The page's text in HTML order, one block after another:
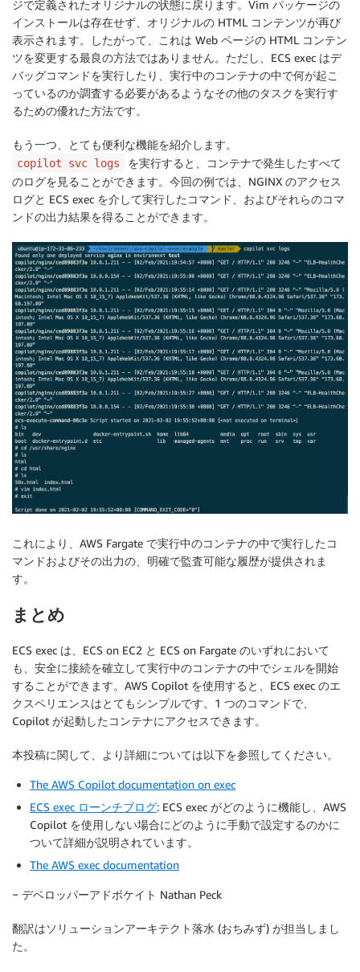
ジで定義されたオリジナルの状態に戻ります。Vim パッケージの
インストールは存在せず、オリジナルの HTML コンテンツが再び
表示されます。したがって、これは Web ページの HTML コンテン
ツを変更する最良の方法ではありません。ただし、ECS exec はデ
バッグコマンドを実行したり、実行中のコンテナの中で何が起こ
っているのか調査する必要があるようなその他のタスクを実行す
るための優れた方法です。
もう一つ、とても便利な機能を紹介します。
copilot svc logs
を実行すると、コンテナで発生したすべて
のログを見ることができます。今回の例では、NGINX のアクセス
ログと ECS exec を介して実行したコマンド、およびそれらのコマ
ンドの出力結果を得ることができます。
これにより、AWS Fargate で実行中のコンテナの中で実行したコ
マンドおよびその出力の、明確で監査可能な履歴が提供されま
す。
まとめ
ECS exec は、ECS on EC2 と ECS on Fargate のいずれにおいて
も、安全に接続を確立して実行中のコンテナの中でシェルを開始
することができます。AWS Copilot を使用すると、ECS exec のエ
クスペリエンスはとてもシンプルです。1 つのコマンドで、
Copilot が起動したコンテナにアクセスできます。
本投稿に関して、より詳細については以下を参照してください。
The AWS Copilot documentation on exec
ECS exec ローンチブログ: ECS exec がどのように機能し、AWS
Copilot を使用しない場合にどのように手動で設定するのかに
ついて詳細が説明されています。
The AWS exec documentation
− デベロッパーアドボケイト Nathan Peck
翻訳はソリューションアーキテクト落水 (おちみず) が担当しまし
た。